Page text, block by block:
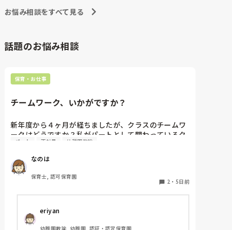
お悩み相談をすべて見る
話題のお悩み相談
保育・お仕事
チームワーク、いかがですか？
新年度から４ヶ月が経ちましたが、クラスのチームワ
ークはどうですか？私がパートとして関わっているク
ラスでは、正社員の連携が取れておらずギクシャクし
でいる職員の出る幕がないという形です。もう少しチ
ーム保育が出来たら肩の力が抜けて楽なんじゃないか
なぁと思います。
パート 正社員 幼稚園教諭
なのは
保育士, 認可保育園
2 ・ 5日前
eriyan
幼稚園教諭, 幼稚園, 認証・認定保育園